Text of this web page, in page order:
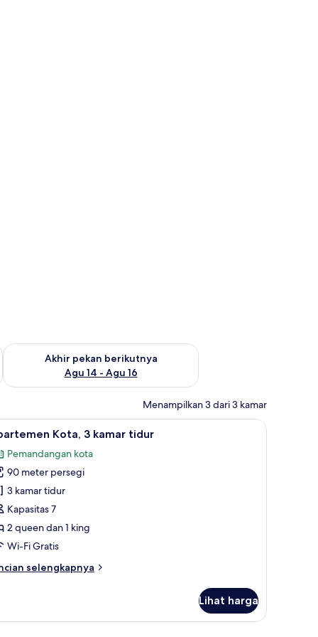
Agu 7 - Agu 9
Akhir pekan berikutnya
Agu 14 - Agu 16
Periksa ketersediaan untuk akhir pekan berikutnya Agu 14 -
Menampilkan 3 dari 3 kamar
streaming
kerja, ruang kerja ramah laptop, dan tirai kedap cahaya
Meja kerja, ruang kerja ramah laptop, dan
50 Kota, 3 kamar tidur
Pemandangan kota
90 meter persegi
3 kamar tidur
Kapasitas 7
2 queen dan 1 king
Wi-Fi Gratis
selengkapnya
Lihat harga